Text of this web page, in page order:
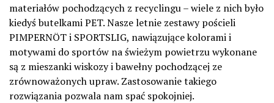
materiałów pochodzących z recyclingu – wiele z nich było
kiedyś butelkami PET. Nasze letnie zestawy pościeli
PIMPERNÖT i SPORTSLIG, nawiązujące kolorami i
motywami do sportów na świeżym powietrzu wykonane
są z mieszanki wiskozy i bawełny pochodzącej ze
zrównoważonych upraw. Zastosowanie takiego
rozwiązania pozwala nam spać spokojniej.